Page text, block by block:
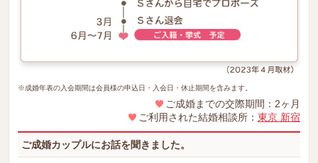
※成婚年表の入会期間は会員様の申込日・入会日・休止期間を含みます。
ご成婚までの交際期間：2ヶ月
ご利用された結婚相談所： 東京 新宿
ご成婚カップルにお話を聞きました。